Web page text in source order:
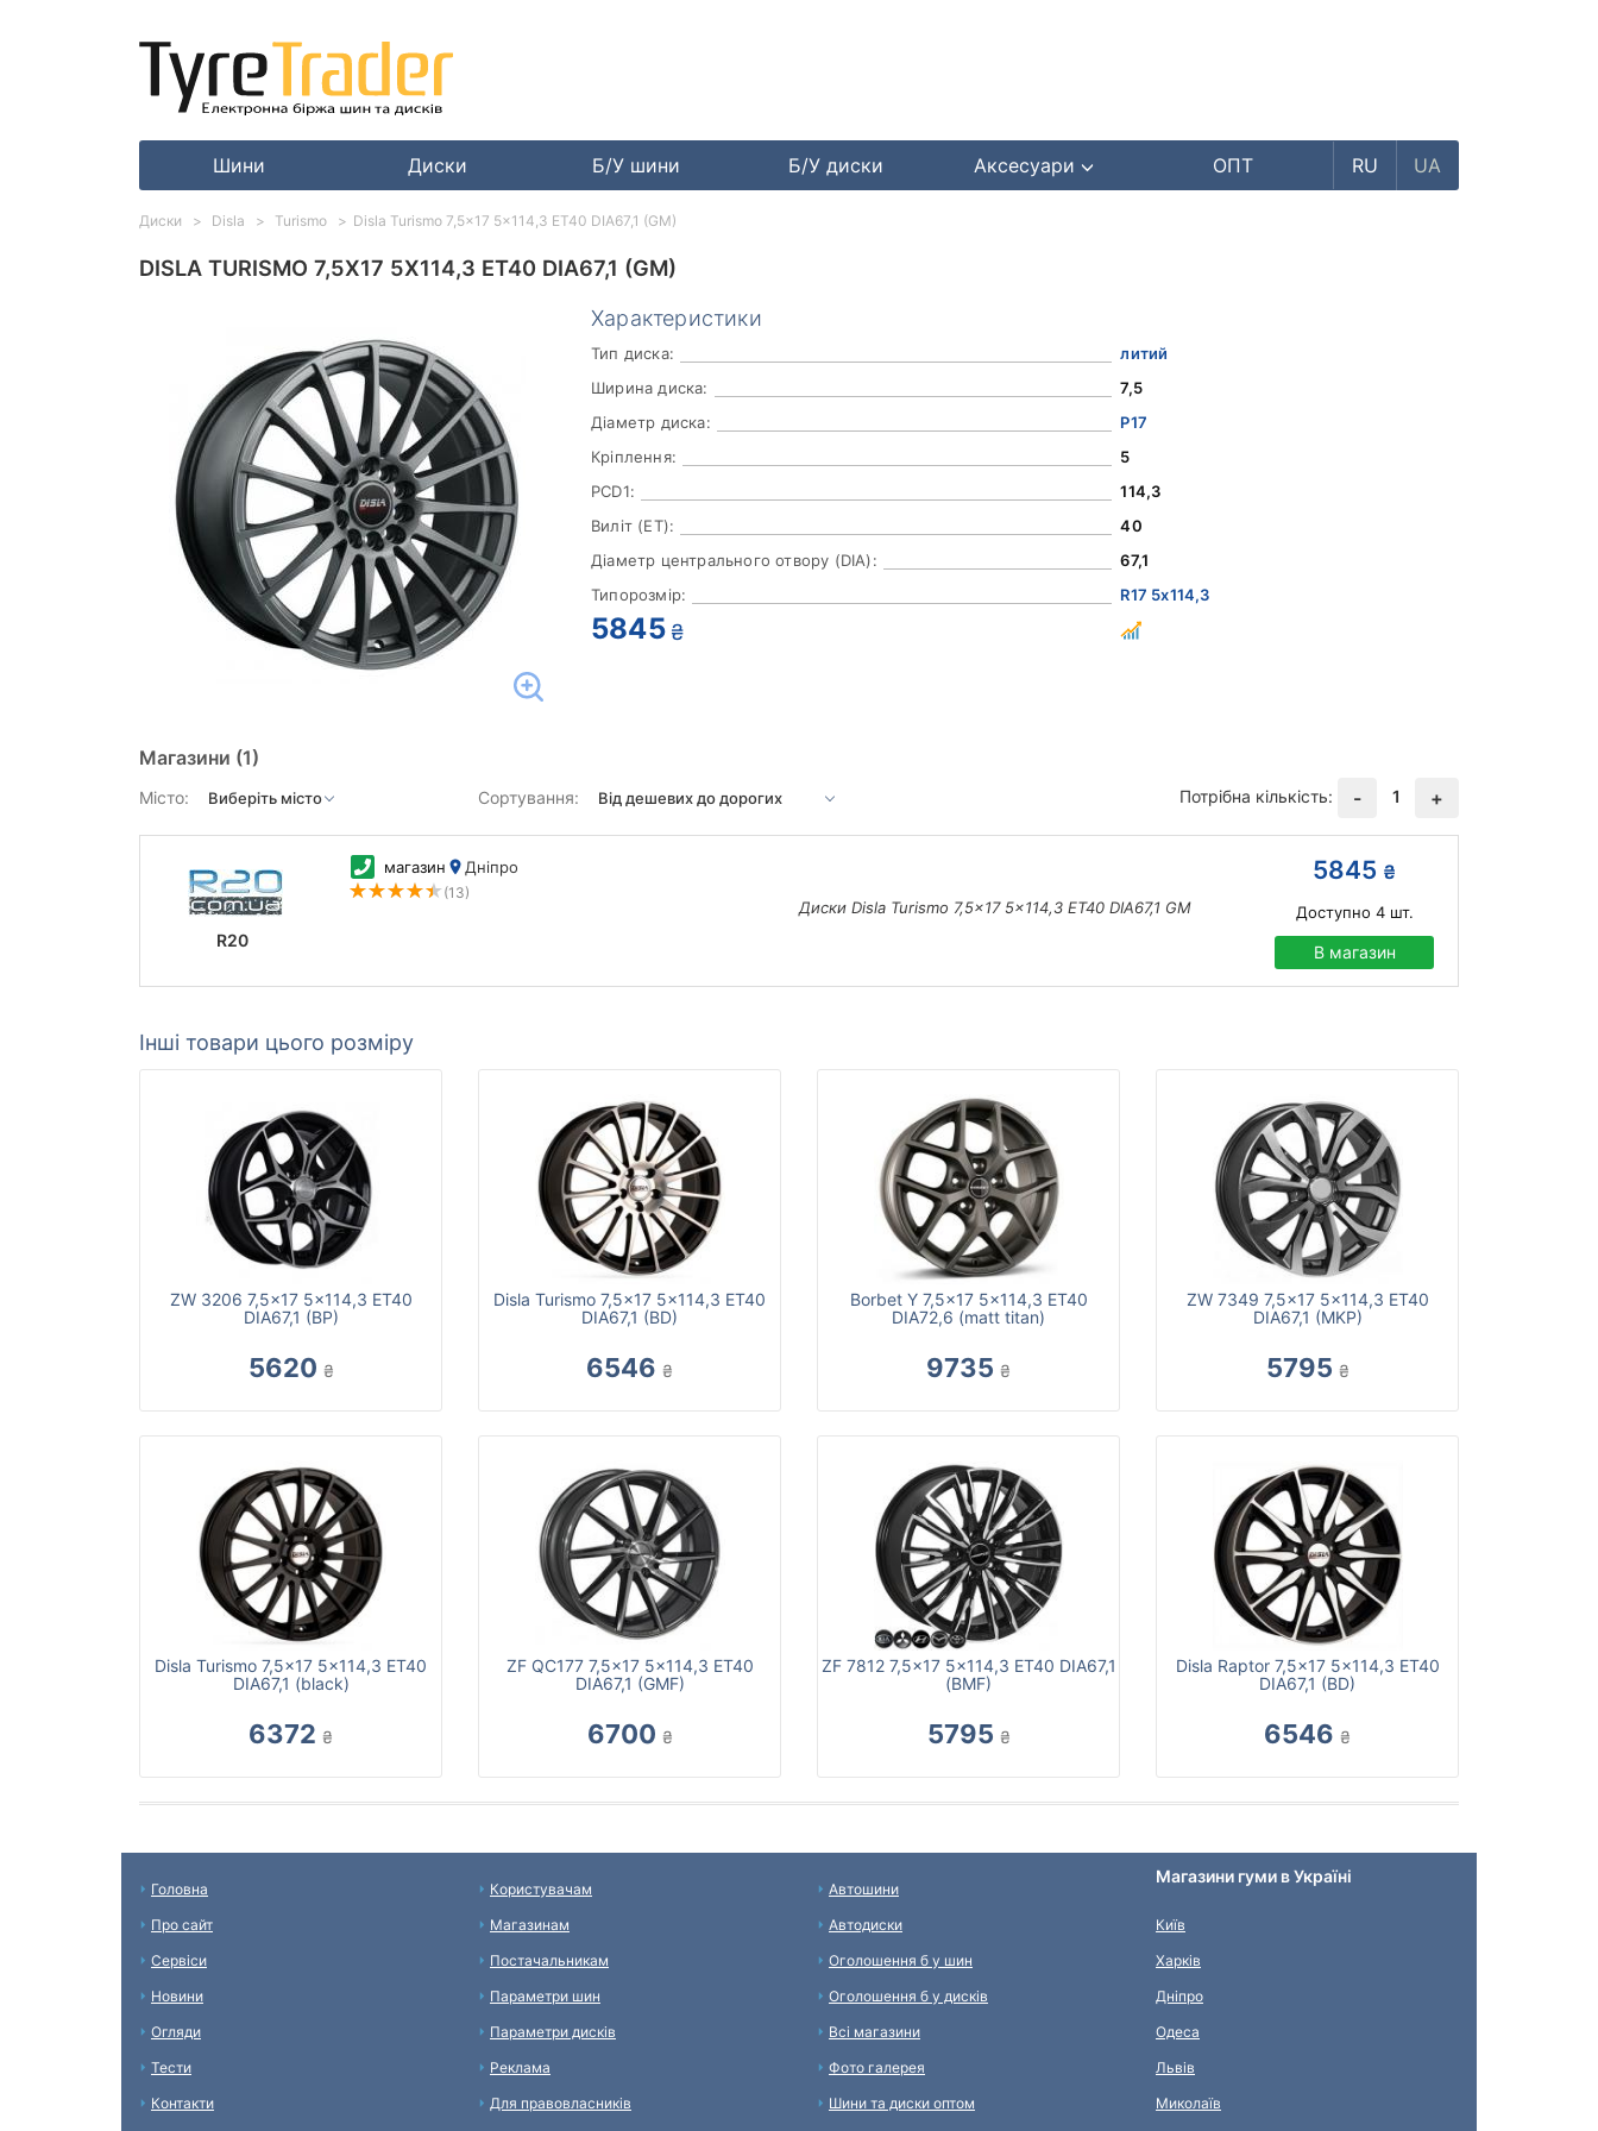
Шини Диски Б/У шини Б/У диски Аксесуари ОПТ RU UA
DISLA TURISMO 7,5X17 5X114,3 ET40 DIA67,1 (GM)
Характеристики
Тип диска:
литий
Ширина диска:
7,5
Діаметр диска:
Р17
Кріплення:
5
PCD1:
114,3
Виліт (ET):
40
Діаметр центрального отвору (DIA):
67,1
Типорозмір:
R17 5x114,3
5845 ₴
Магазини (1)
Місто: Сортування: Потрібна кількість: - 1 +
R20
магазин Дніпро
(13)
Диски Disla Turismo 7,5x17 5x114,3 ET40 DIA67,1 GM
5845 ₴
Доступно 4шт.
В магазин
Інші товари цього розміру
ZW 3206 7,5x17 5x114,3 ET40
DIA67,1 (BP)
5620 ₴
Disla Turismo 7,5x17 5x114,3 ET40
DIA67,1 (BD)
6546 ₴
Borbet Y 7,5x17 5x114,3 ET40
DIA72,6 (matt titan)
9735 ₴
ZW 7349 7,5x17 5x114,3 ET40
DIA67,1 (MKP)
5795 ₴
Disla Turismo 7,5x17 5x114,3 ET40
DIA67,1 (black)
6372 ₴
ZF QC177 7,5x17 5x114,3 ET40
DIA67,1 (GMF)
6700 ₴
ZF 7812 7,5x17 5x114,3 ET40 DIA67,1
(BMF)
5795 ₴
Disla Raptor 7,5x17 5x114,3 ET40
DIA67,1 (BD)
6546 ₴
Диски Disla Turismo Disla Turismo 7,5x17 5x114,3 ET40 DIA67,1 (GM)
Головна
Про сайт
Сервіси
Новини
Огляди
Тести
Контакти
Користувачам
Магазинам
Постачальникам
Параметри шин
Параметри дисків
Реклама
Для правовласників
Автошини
Автодиски
Оголошення б у шин
Оголошення б у дисків
Всі магазини
Фото галерея
Шини та диски оптом
Магазини гуми в Україні
Київ
Харків
Дніпро
Одеса
Львів
Миколаїв